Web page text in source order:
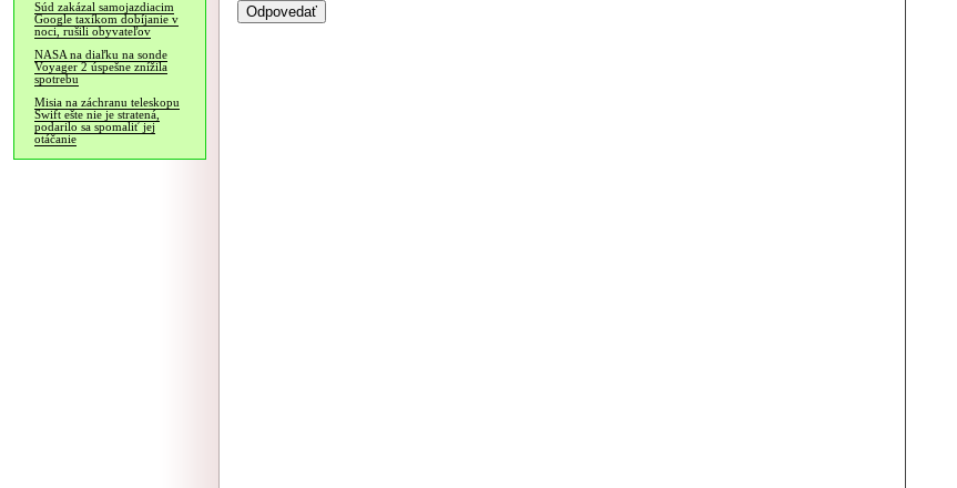
Súd zakázal samojazdiacim
Google taxíkom dobíjanie v
noci, rušili obyvateľov
NASA na diaľku na sonde
Voyager 2 úspešne znížila
spotrebu
Misia na záchranu teleskopu
Swift ešte nie je stratená,
podarilo sa spomaliť jej
otáčanie